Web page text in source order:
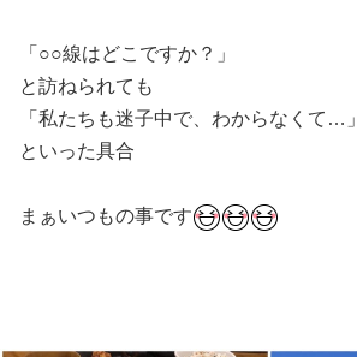
「○○線はどこですか？」
と訪ねられても
「私たちも迷子中で、わからなくて…」
といった具合
まぁいつもの事です